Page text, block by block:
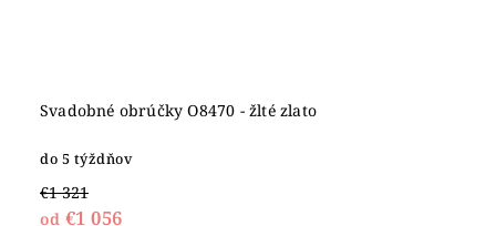
Svadobné obrúčky O8470 - žlté zlato
do 5 týždňov
€1 321
od €1 056